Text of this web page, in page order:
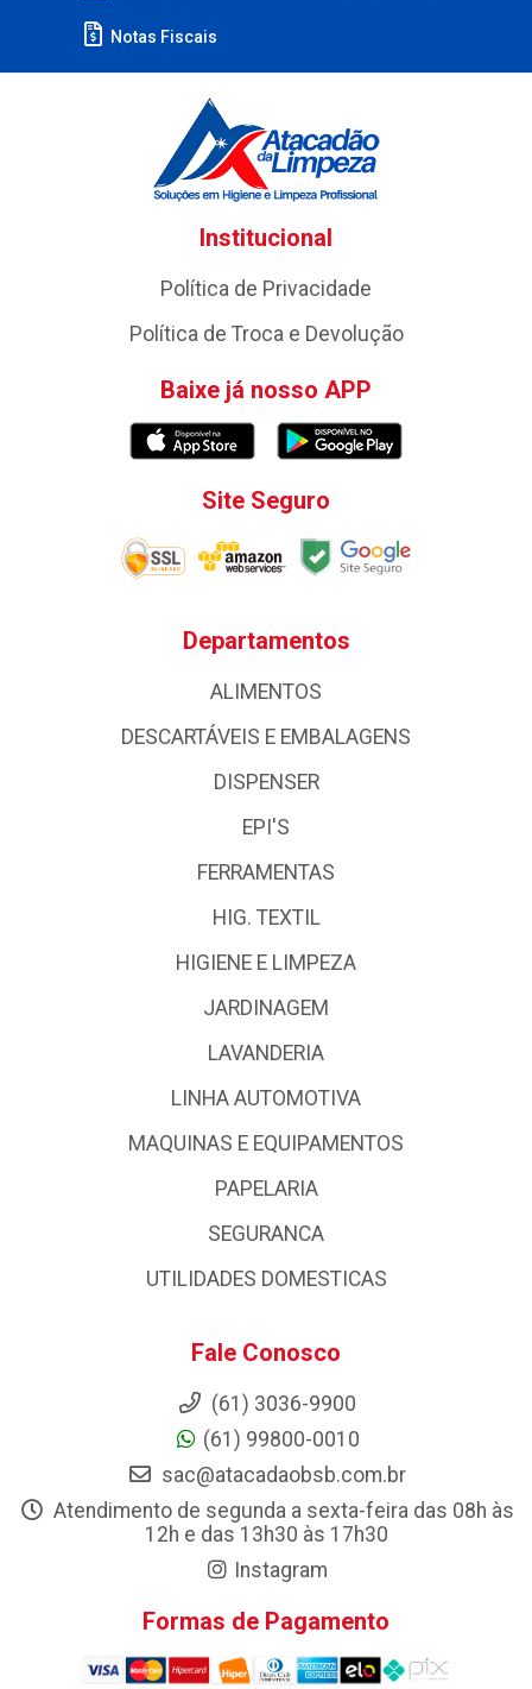
Notas Fiscais
Institucional
Política de Privacidade
Política de Troca e Devolução
Baixe já nosso APP
Site Seguro
Departamentos
ALIMENTOS
DESCARTÁVEIS E EMBALAGENS
DISPENSER
EPI'S
FERRAMENTAS
HIG. TEXTIL
HIGIENE E LIMPEZA
JARDINAGEM
LAVANDERIA
LINHA AUTOMOTIVA
MAQUINAS E EQUIPAMENTOS
PAPELARIA
SEGURANCA
UTILIDADES DOMESTICAS
Fale Conosco
(61) 3036-9900
(61) 99800-0010
sac@atacadaobsb.com.br
Atendimento de segunda a sexta-feira das 08h às
12h e das 13h30 às 17h30
Instagram
Formas de Pagamento